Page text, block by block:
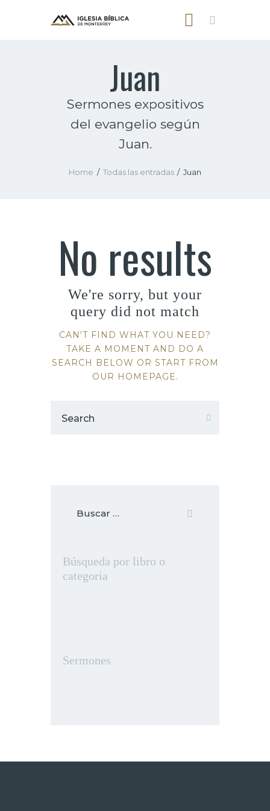
Juan
Sermones expositivos
del evangelio según
Juan.
Home Todas las entradas Juan
INICIO
NOSOTROS
No results
We're sorry, but your
query did not match
CAN'T FIND WHAT YOU NEED?
TAKE A MOMENT AND DO A
SEARCH BELOW OR START FROM
OUR HOMEPAGE.
Búsqueda por libro o
categoría
Sermones